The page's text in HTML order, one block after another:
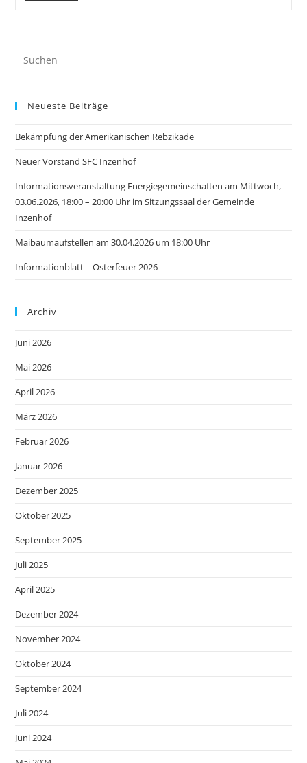
Neueste Beiträge
Bekämpfung der Amerikanischen Rebzikade
Neuer Vorstand SFC Inzenhof
Informationsveranstaltung Energiegemeinschaften am Mittwoch,
03.06.2026, 18:00 – 20:00 Uhr im Sitzungssaal der Gemeinde
Inzenhof
Maibaumaufstellen am 30.04.2026 um 18:00 Uhr
Informationblatt – Osterfeuer 2026
Archiv
Juni 2026
Mai 2026
April 2026
März 2026
Februar 2026
Januar 2026
Dezember 2025
Oktober 2025
September 2025
Juli 2025
April 2025
Dezember 2024
November 2024
Oktober 2024
September 2024
Juli 2024
Juni 2024